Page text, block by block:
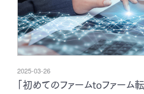
2025-03-26
「初めてのファームtoファーム